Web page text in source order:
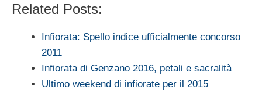
Related Posts:
Infiorata: Spello indice ufficialmente concorso
2011
Infiorata di Genzano 2016, petali e sacralità
Ultimo weekend di infiorate per il 2015